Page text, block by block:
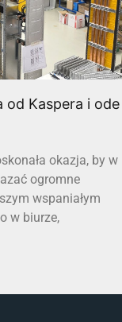
od Kaspera i ode
okazja, by w
ogromne
wspaniałym
w biurze,